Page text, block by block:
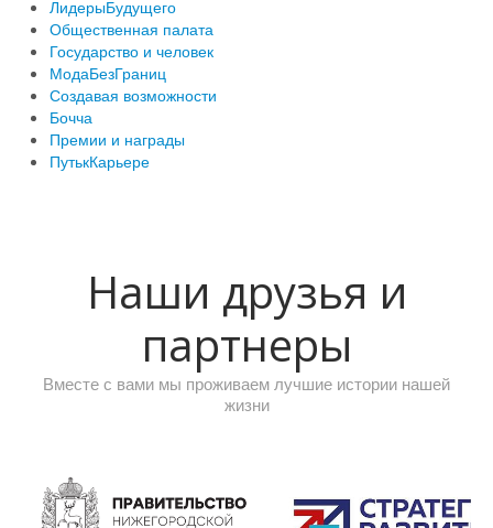
ЛидерыБудущего
Общественная палата
Государство и человек
МодаБезГраниц
Создавая возможности
Бочча
Премии и награды
ПутькКарьере
Наши друзья и
партнеры
Вместе с вами мы проживаем лучшие истории нашей
жизни